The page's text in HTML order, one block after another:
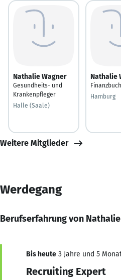
Nathalie Wagner
Gesundheits- und
Krankenpfleger
Halle (Saale)
Nathalie
Hamburg
Weitere Mitglieder
Werdegang
Berufserfahrung von
Bis heute 3 Jahre und 5
Recruiting Expert